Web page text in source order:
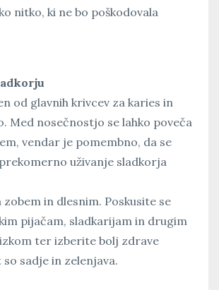
nitko, ki ne bo poškodovala
od glavnih krivcev za karies in
Med nosečnostjo se lahko poveča
vendar je pomembno, da se
uživanje sladkorja
zobem in dlesnim. Poskusite se
pijačam, sladkarijam in drugim
ter izberite bolj zdrave
sadje in zelenjava.